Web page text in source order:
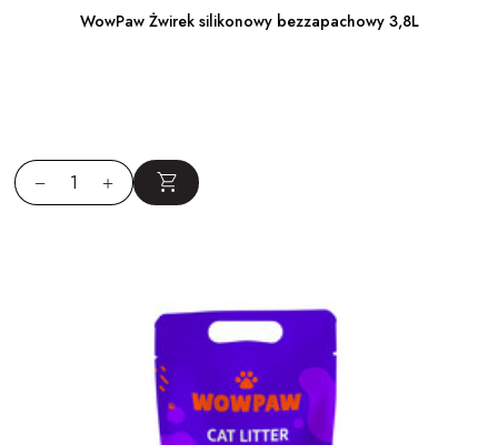
WowPaw Żwirek silikonowy bezzapachowy 3,8L